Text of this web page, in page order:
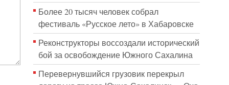
Более 20 тысяч человек собрал
фестиваль «Русское лето» в Хабаровске
Реконструкторы воссоздали исторический
бой за освобождение Южного Сахалина
Перевернувшийся грузовик перекрыл